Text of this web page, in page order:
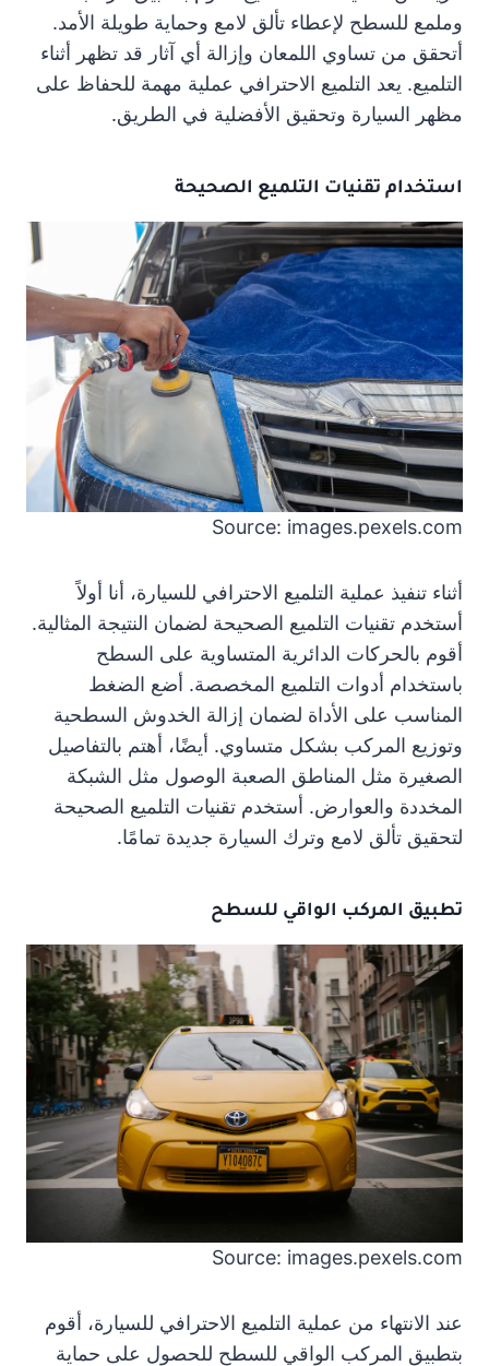
وملمع للسطح لإعطاء تألق لامع وحماية طويلة الأمد.
أتحقق من تساوي اللمعان وإزالة أي آثار قد تظهر أثناء
التلميع. يعد التلميع الاحترافي عملية مهمة للحفاظ على
مظهر السيارة وتحقيق الأفضلية في الطريق.
استخدام تقنيات التلميع الصحيحة
Source: images.pexels.com
أثناء تنفيذ عملية التلميع الاحترافي للسيارة، أنا أولاً
أستخدم تقنيات التلميع الصحيحة لضمان النتيجة المثالية.
أقوم بالحركات الدائرية المتساوية على السطح
باستخدام أدوات التلميع المخصصة. أضع الضغط
المناسب على الأداة لضمان إزالة الخدوش السطحية
وتوزيع المركب بشكل متساوي. أيضًا، أهتم بالتفاصيل
الصغيرة مثل المناطق الصعبة الوصول مثل الشبكة
المخددة والعوارض. أستخدم تقنيات التلميع الصحيحة
لتحقيق تألق لامع وترك السيارة جديدة تمامًا.
تطبيق المركب الواقي للسطح
Source: images.pexels.com
عند الانتهاء من عملية التلميع الاحترافي للسيارة، أقوم
بتطبيق المركب الواقي للسطح للحصول على حماية